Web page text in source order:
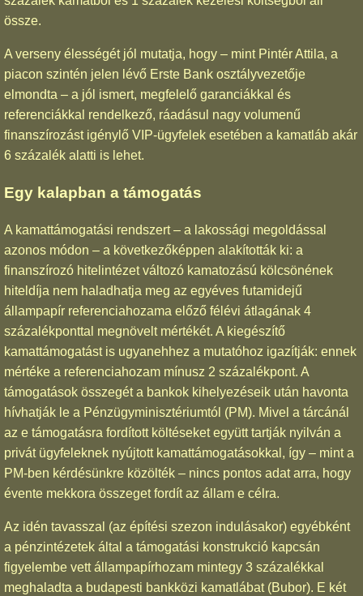
össze.
A verseny élességét jól mutatja, hogy – mint Pintér Attila, a
piacon szintén jelen lévő Erste Bank osztályvezetője
elmondta – a jól ismert, megfelelő garanciákkal és
referenciákkal rendelkező, ráadásul nagy volumenű
finanszírozást igénylő VIP-ügyfelek esetében a kamatláb akár
6 százalék alatti is lehet.
Egy kalapban a támogatás
A kamattámogatási rendszert – a lakossági megoldással
azonos módon – a következőképpen alakították ki: a
finanszírozó hitelintézet változó kamatozású kölcsönének
hiteldíja nem haladhatja meg az egyéves futamidejű
állampapír referenciahozama előző félévi átlagának 4
százalékponttal megnövelt mértékét. A kiegészítő
kamattámogatást is ugyanehhez a mutatóhoz igazítják: ennek
mértéke a referenciahozam mínusz 2 százalékpont. A
támogatások összegét a bankok kihelyezéseik után havonta
hívhatják le a Pénzügyminisztériumtól (PM). Mivel a tárcánál
az e támogatásra fordított költéseket együtt tartják nyilván a
privát ügyfeleknek nyújtott kamattámogatásokkal, így – mint a
PM-ben kérdésünkre közölték – nincs pontos adat arra, hogy
évente mekkora összeget fordít az állam e célra.
Az idén tavasszal (az építési szezon indulásakor) egyébként
a pénzintézetek által a támogatási konstrukció kapcsán
figyelembe vett állampapírhozam mintegy 3 százalékkal
meghaladta a budapesti bankközi kamatlábat (Bubor). E két